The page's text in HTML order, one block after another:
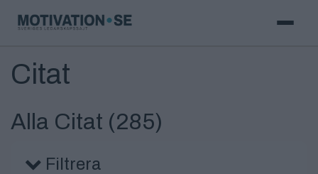
Citat
Alla Citat (285)
Filtrera